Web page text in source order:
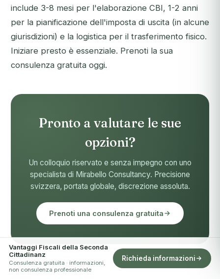
include 3-8 mesi per l'elaborazione CBI, 1-2 anni
per la pianificazione dell'imposta di uscita (in alcune
giurisdizioni) e la logistica per il trasferimento fisico.
Iniziare presto è essenziale. Prenoti la sua
consulenza gratuita oggi.
Pronto a valutare le sue
opzioni?
Un colloquio riservato e senza impegno con uno
specialista di Mirabello Consultancy. Precisione
svizzera, portata globale, discrezione assoluta.
Prenoti una consulenza gratuita
Vantaggi Fiscali della Seconda
Cittadinanz
Consulenza gratuita · informazioni,
non consulenza professionale
Richieda informazioni